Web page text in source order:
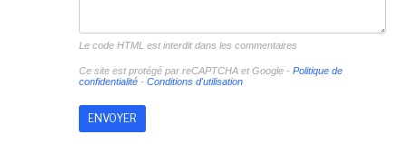
Le code HTML est interdit dans les commentaires
Ce site est protégé par reCAPTCHA et Google - Politique de
confidentialité- Conditions d'utilisation